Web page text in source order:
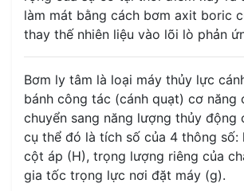
làm mát bằng cách bơm axit boric
thay thế nhiên liệu vào lõi lò phản
Bơm ly tâm là loại máy thủy lực
bánh công tác (cánh quạt) cơ năng
chuyển sang năng lượng thủy động
cụ thể đó là tích số của 4 thông số:
cột áp (H), trọng lượng riêng của
gia tốc trọng lực nơi đặt máy (g).